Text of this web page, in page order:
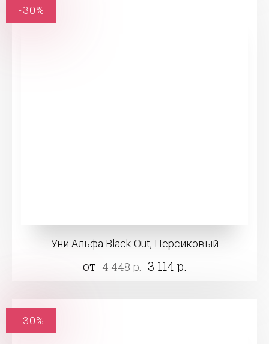
Уни Альфа Black-Out, Персиковый
от 4 448 р. 3 114 р.
-30%
-30%